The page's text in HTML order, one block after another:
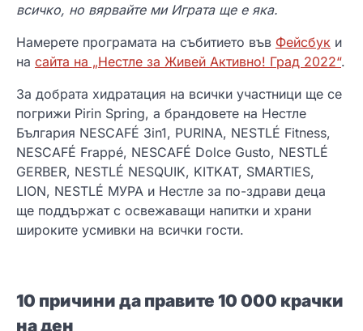
всичко, но вярвайте ми Играта ще е яка.
Намерете програмата на събитието във Фейсбук и
на сайта на „Нестле за Живей Активно! Град 2022“.
За добрата хидратация на всички участници ще се
погрижи Pirin Spring, a брандовете на Нестле
България NESCAFÉ 3in1, PURINA, NESTLÉ Fitness,
NESCAFÉ Frappé, NESCAFÉ Dolce Gusto, NESTLÉ
GERBER, NESTLÉ NESQUIK, KITKAT, SMARTIES,
LION, NESTLÉ МУРА и Нестле за по-здрави деца
ще поддържат с освежаващи напитки и храни
широките усмивки на всички гости.
10 причини да правите 10 000 крачки
на ден